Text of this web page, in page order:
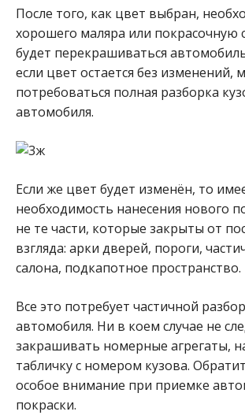
После того, как цвет выбран,
хорошего маляра или покрасочную
будет перекрашиваться
если цвет остается без изменений,
потребоваться полная разборка
автомобиля.
Если же цвет будет изменён, то
необходимость нанесения нового
не те части, которые закрыты от
взгляда: арки дверей, пороги,
салона, подкапотное пространство.
Все это потребует частичной
автомобиля. Ни в коем случае не
закрашивать номерные агрегаты,
табличку с номером кузова.
особое внимание при приемке
покраски.